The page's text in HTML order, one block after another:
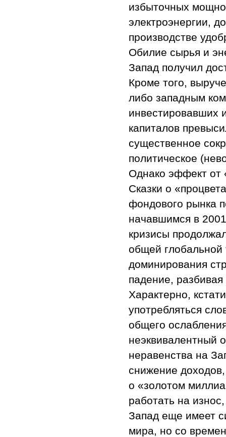
избыточных
электроэнергии,
производстве
Обилие сырья и
Запад получил
Кроме того,
либо западным
инвестировавших
капиталов
существенное
политическое
Однако эффект от
Сказки о
фондового рынка
начавшимся в
кризисы
общей глобальной
доминирования
падение,
Характерно,
употребляться
общего
неэквивалентный
неравенства на
снижение
о «золотом
работать на
Запад еще имеет
мира, но со